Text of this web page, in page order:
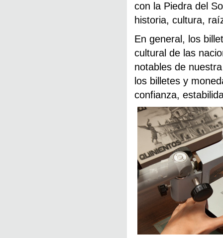
con la Piedra del
historia, cultura,
En general, los
cultural de las
notables de
los billetes y
confianza,